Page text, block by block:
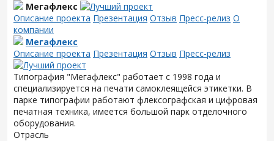
Мегафлекс
Описание проекта Презентация Отзыв Пресс-релиз О
компании
Мегафлекс
Описание проекта Презентация Отзыв Пресс-релиз
Типография "Мегафлекс" работает с 1998 года и
специализируется на печати самоклеящейся этикетки. В
парке типографии работают флексографская и цифровая
печатная техника, имеется большой парк отделочного
оборудования.
Отрасль